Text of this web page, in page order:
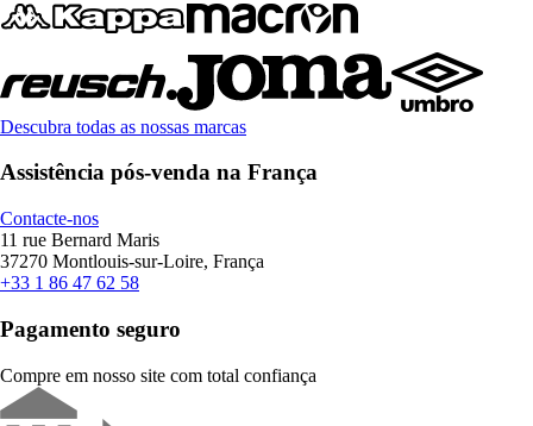
Descubra todas as nossas marcas
Assistência pós-venda na França
Contacte-nos
11 rue Bernard Maris
37270 Montlouis-sur-Loire, França
+33 1 86 47 62 58
Pagamento seguro
Compre em nosso site com total confiança